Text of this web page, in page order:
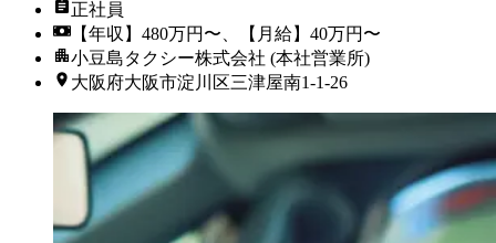
正社員
【年収】480万円〜、【月給】40万円〜
小豆島タクシー株式会社 (本社営業所)
大阪府大阪市淀川区三津屋南1-1-26